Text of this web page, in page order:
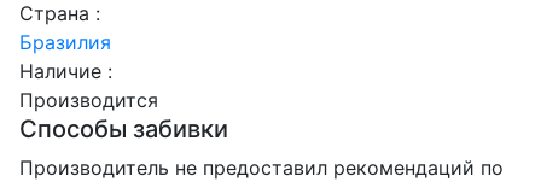
Страна :
Бразилия
Наличие :
Производится
Способы забивки
Производитель не предоставил рекомендаций по